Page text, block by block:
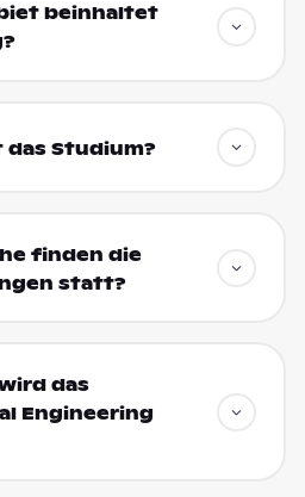
beinhaltet
das Studium?
finden die
statt?
das
Engineering